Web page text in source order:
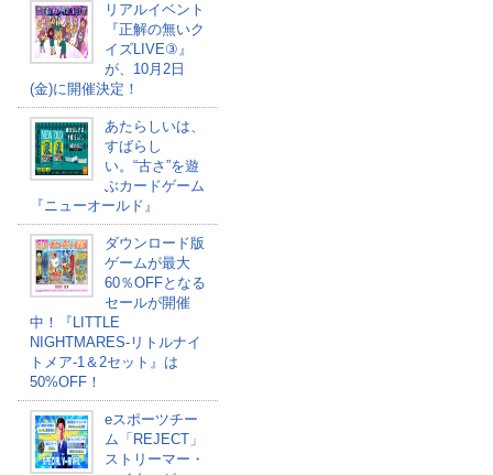
リアルイベント
『正解の無いク
イズLIVE③』
が、10月2日
(金)に開催決定！
あたらしいは、
すばらし
い。“古さ”を遊
ぶカードゲーム
『ニューオールド』
ダウンロード版
ゲームが最大
60％OFFとなる
セールが開催
中！『LITTLE
NIGHTMARES-リトルナイ
トメア-1＆2セット』は
50%OFF！
eスポーツチー
ム「REJECT」
ストリーマー・